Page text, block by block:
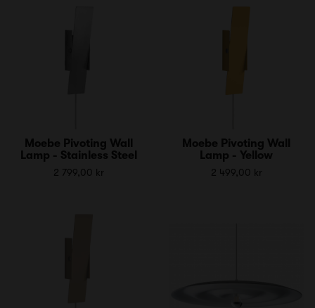
Moebe Pivoting Wall
Lamp - Stainless Steel
2 799,00 kr
Moebe Pivoting Wall
Lamp - Yellow
2 499,00 kr